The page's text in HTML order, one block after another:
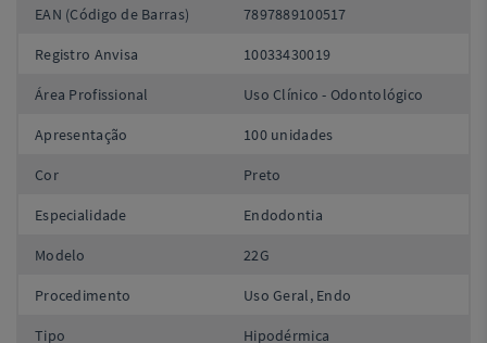
EAN (Código de Barras) 7897889100517
Registro Anvisa 10033430019
Área Profissional Uso Clínico - Odontológico
Apresentação 100 unidades
Cor Preto
Especialidade Endodontia
Modelo 22G
Procedimento Uso Geral, Endo
Tipo Hipodérmica